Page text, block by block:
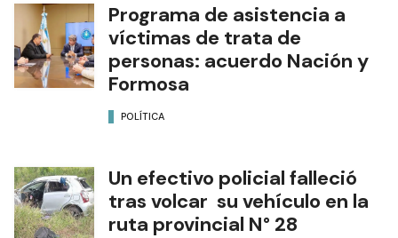
Programa de asistencia a
víctimas de trata de
personas: acuerdo Nación y
Formosa
POLÍTICA
Un efectivo policial falleció
tras volcar su vehículo en la
ruta provincial N° 28